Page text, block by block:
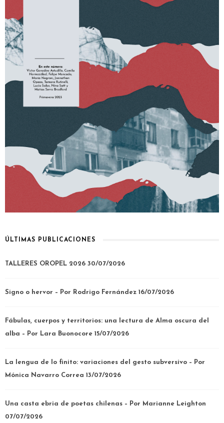
ÚLTIMAS PUBLICACIONES
TALLERES OROPEL 2026 30/07/2026
Signo o hervor – Por Rodrigo Fernández 16/07/2026
Fábulas, cuerpos y territorios: una lectura de Alma oscura del
alba – Por Lara Buonocore 15/07/2026
La lengua de lo finito: variaciones del gesto subversivo – Por
Mónica Navarro Correa 13/07/2026
Una casta ebria de poetas chilenas – Por Marianne Leighton
07/07/2026